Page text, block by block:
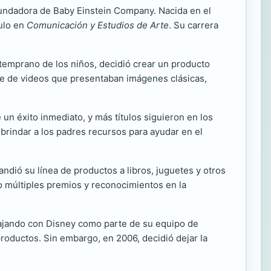
de Baby Einstein Company. Nacida en el
en Comunicación y Estudios de Arte. Su carrera
de los niños, decidió crear un producto
de videos que presentaban imágenes clásicas,
éxito inmediato, y más títulos siguieron en los
a los padres recursos para ayudar en el
su línea de productos a libros, juguetes y otros
premios y reconocimientos en la
con Disney como parte de su equipo de
Sin embargo, en 2006, decidió dejar la